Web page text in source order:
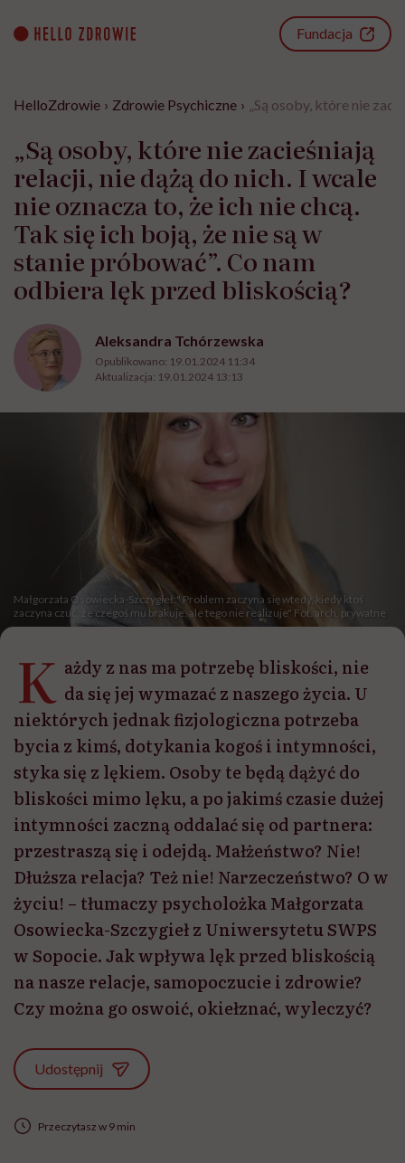
content
Fundacja
HelloZdrowie › Zdrowie Psychiczne › „Są osoby, które nie
„Są osoby, które nie zacieśniają
relacji, nie dążą do nich. I wcale
nie oznacza to, że ich nie chcą.
Tak się ich boją, że nie są w
stanie próbować”. Co nam
odbiera lęk przed bliskością?
Aleksandra Tchórzewska
Opublikowano: 19.01.2024 11:34
Aktualizacja: 19.01.2024 13:13
Małgorzata Osowiecka-Szczygieł:" Problem zaczyna się wtedy, kiedy ktoś
zaczyna czuć, że czegoś mu brakuje, ale tego nie realizuje" Fot. arch. prywatne
K ażdy z nas ma potrzebę bliskości, nie
da się jej wymazać z naszego życia. U
niektórych jednak fizjologiczna potrzeba
bycia z kimś, dotykania kogoś i intymności,
styka się z lękiem. Osoby te będą dążyć do
bliskości mimo lęku, a po jakimś czasie dużej
intymności zaczną oddalać się od partnera:
przestraszą się i odejdą. Małżeństwo? Nie!
Dłuższa relacja? Też nie! Narzeczeństwo? O w
życiu! – tłumaczy psycholożka Małgorzata
Osowiecka-Szczygieł z Uniwersytetu SWPS
w Sopocie. Jak wpływa lęk przed bliskością
na nasze relacje, samopoczucie i zdrowie?
Czy można go oswoić, okiełznać, wyleczyć?
Udostępnij
Przeczytasz w 9 min